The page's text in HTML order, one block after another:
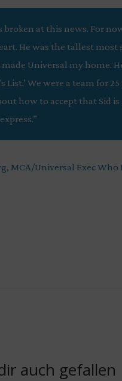
broken at this news. For
He was the tallest
made Universal my home.
List.’ We were a team for
how to accept that Sid
MCA/Universal Exec
auch gefallen